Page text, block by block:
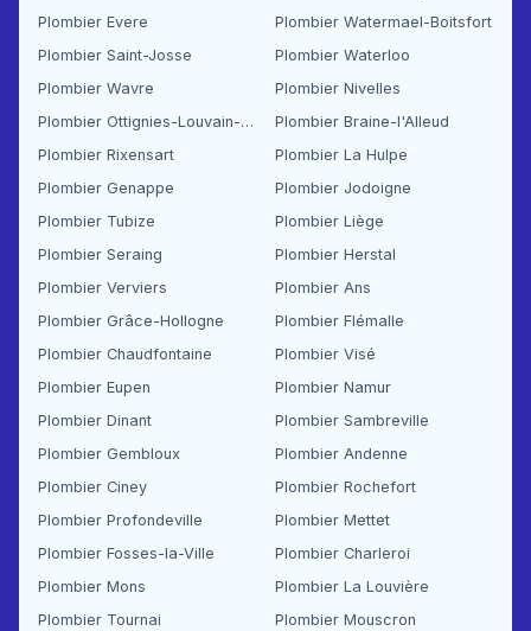
Plombier Evere
Plombier Watermael-Boitsfort
Plombier Saint-Josse
Plombier Waterloo
Plombier Wavre
Plombier Nivelles
Plombier Ottignies-Louvain-la-Neuve
Plombier Braine-l'Alleud
Plombier Rixensart
Plombier La Hulpe
Plombier Genappe
Plombier Jodoigne
Plombier Tubize
Plombier Liège
Plombier Seraing
Plombier Herstal
Plombier Verviers
Plombier Ans
Plombier Grâce-Hollogne
Plombier Flémalle
Plombier Chaudfontaine
Plombier Visé
Plombier Eupen
Plombier Namur
Plombier Dinant
Plombier Sambreville
Plombier Gembloux
Plombier Andenne
Plombier Ciney
Plombier Rochefort
Plombier Profondeville
Plombier Mettet
Plombier Fosses-la-Ville
Plombier Charleroi
Plombier Mons
Plombier La Louvière
Plombier Tournai
Plombier Mouscron